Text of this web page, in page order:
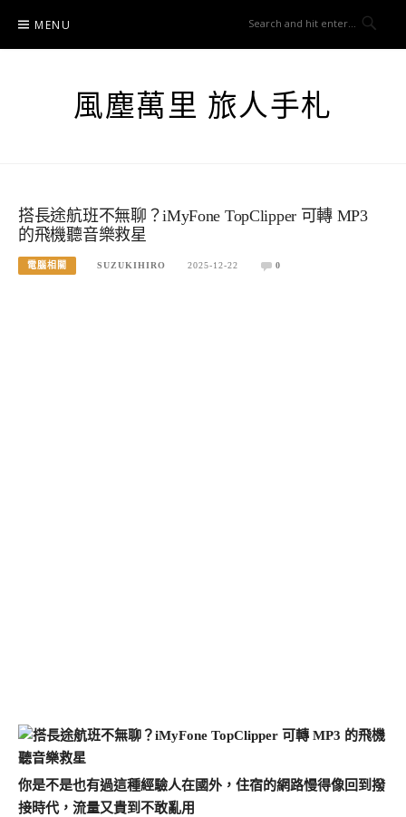
content
MENU
風塵萬里 旅人手札
搭長途航班不無聊？iMyFone TopClipper 可轉 MP3
的飛機聽音樂救星
電腦相關 SUZUKIHIRO 2025-12-22 0
你是不是也有過這種經驗人在國外，住宿的網路慢得像回到撥
接時代，流量又貴到不敢亂用